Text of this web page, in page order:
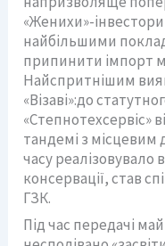
«Женихи»-інвестори
найбільшими
припинити імпорт
Найспритнішим
«Візаві»:до
«Степнотехсервіс»
тандемі з
часу реалізовувало
консервації, став
ГЗК.
Під час передачі